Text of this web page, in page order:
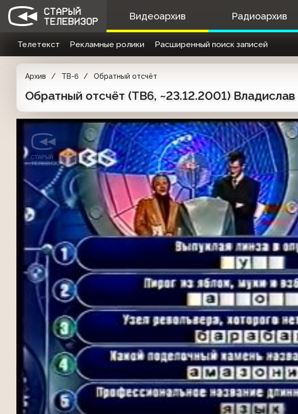
Видеоархив Радиоархив
Телетекст Рекламные ролики Расширенный поиск записей
Архив ТВ-6 Обратный отсчёт
Обратный отсчёт (ТВ6, ~23.12.2001)